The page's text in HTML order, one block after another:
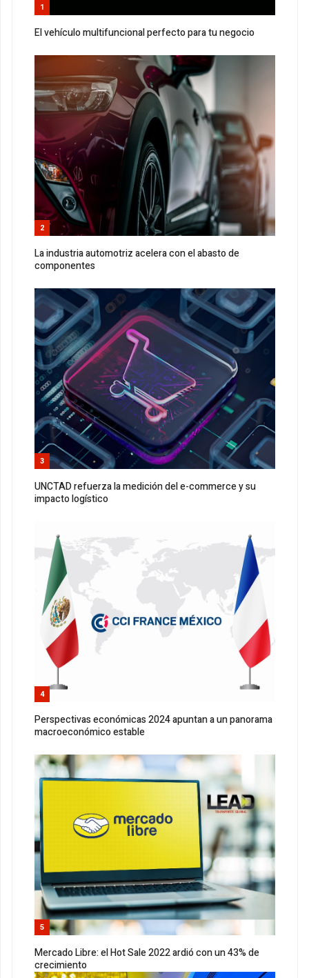
1
El vehículo multifuncional perfecto para tu negocio
2
La industria automotriz acelera con el abasto de
componentes
3
UNCTAD refuerza la medición del e-commerce y su
impacto logístico
4
Perspectivas económicas 2024 apuntan a un panorama
macroeconómico estable
5
Mercado Libre: el Hot Sale 2022 ardió con un 43% de
crecimiento